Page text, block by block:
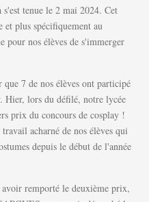
tenue le 2 mai 2024. Cet
et plus spécifiquement au
pour nos élèves de s'immerger
que 7 de nos élèves ont participé
Hier, lors du défilé, notre lycée
prix du concours de cosplay !
acharné de nos élèves qui
depuis le début de l'année
remporté le deuxième prix,